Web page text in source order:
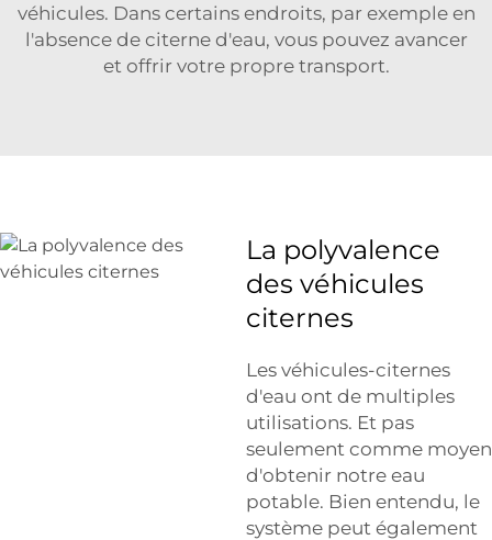
véhicules. Dans certains endroits, par exemple en
l'absence de citerne d'eau, vous pouvez avancer
et offrir votre propre transport.
La polyvalence
des véhicules
citernes
Les véhicules-citernes
d'eau ont de multiples
utilisations. Et pas
seulement comme moyen
d'obtenir notre eau
potable. Bien entendu, le
système peut également